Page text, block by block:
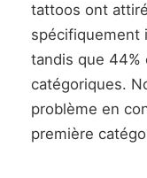
tattoos ont
spécifiquement
tandis que 44%
catégoriques.
problème en
première